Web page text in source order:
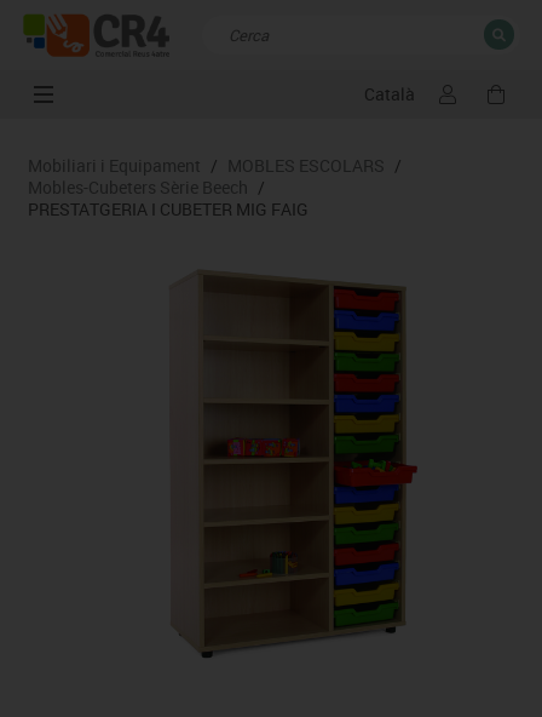
Català
Resultats de la recerca TANCAR
Mobiliari i Equipament / MOBLES ESCOLARS /
Mobles-Cubeters Sèrie Beech /
PRESTATGERIA I CUBETER MIG FAIG